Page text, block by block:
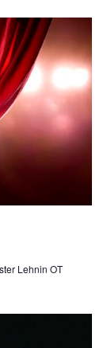
Lehnin OT